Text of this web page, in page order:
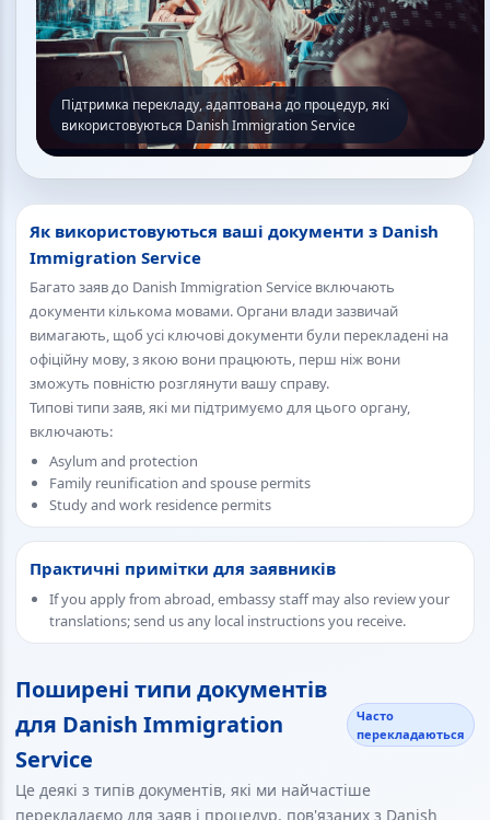
Підтримка перекладу, адаптована до процедур, які
використовуються Danish Immigration Service
Як використовуються ваші документи з Danish
Immigration Service
Багато заяв до Danish Immigration Service включають
документи кількома мовами. Органи влади зазвичай
вимагають, щоб усі ключові документи були перекладені на
офіційну мову, з якою вони працюють, перш ніж вони
зможуть повністю розглянути вашу справу.
Типові типи заяв, які ми підтримуємо для цього органу,
включають:
Asylum and protection
Family reunification and spouse permits
Study and work residence permits
Практичні примітки для заявників
If you apply from abroad, embassy staff may also review your
translations; send us any local instructions you receive.
Поширені типи документів
для Danish Immigration
Service
Часто
перекладаються
Це деякі з типів документів, які ми найчастіше
перекладаємо для заяв і процедур, пов'язаних з Danish